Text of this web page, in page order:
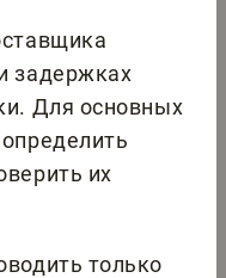
задержках
Для основных
их
только